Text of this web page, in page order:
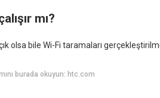
mı?
olsa bile Wi‍-Fi taramaları
burada okuyun: htc.com